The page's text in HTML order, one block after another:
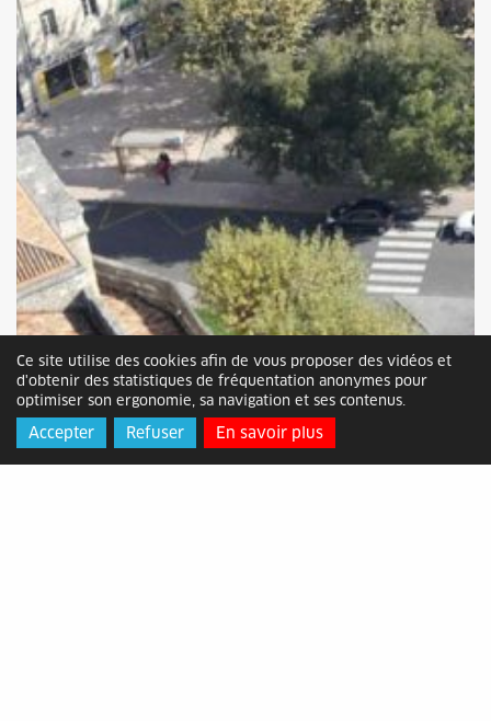
Ce site utilise des cookies afin de vous proposer des vidéos et
d'obtenir des statistiques de fréquentation anonymes pour
optimiser son ergonomie, sa navigation et ses contenus.
Accepter Refuser En savoir plus